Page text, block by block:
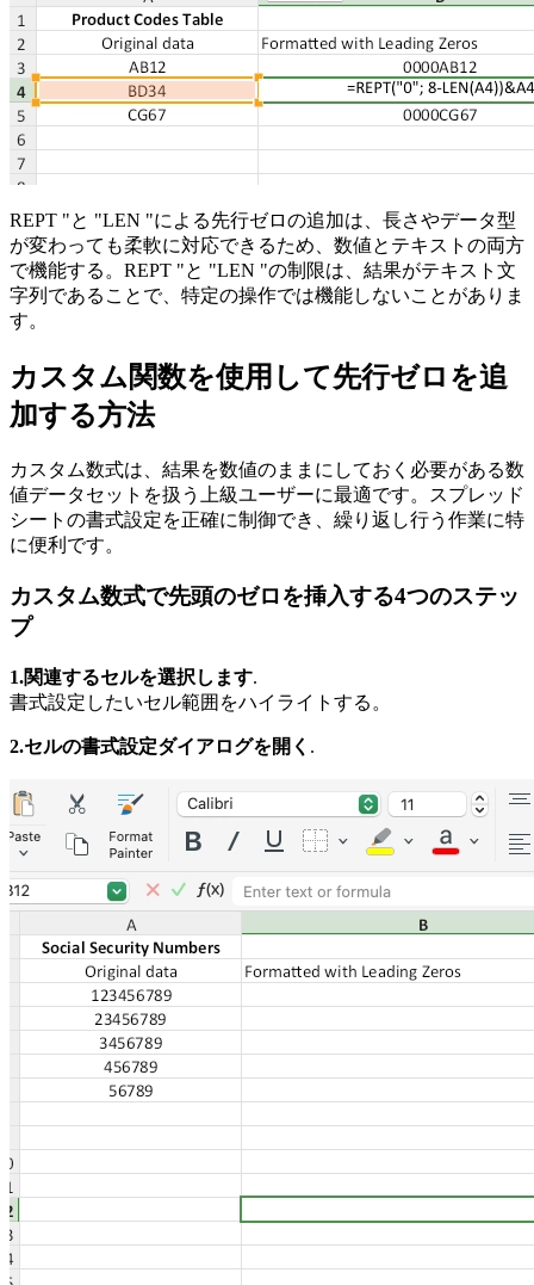
REPT "と "LEN "による先行ゼロの追加は、長さやデータ型
が変わっても柔軟に対応できるため、数値とテキストの両方
で機能する。REPT "と "LEN "の制限は、結果がテキスト文
字列であることで、特定の操作では機能しないことがありま
す。
カスタム関数を使用して先行ゼロを追
加する方法
カスタム数式は、結果を数値のままにしておく必要がある数
値データセットを扱う上級ユーザーに最適です。スプレッド
シートの書式設定を正確に制御でき、繰り返し行う作業に特
に便利です。
カスタム数式で先頭のゼロを挿入する4つのステッ
プ
1.関連するセルを選択します.
書式設定したいセル範囲をハイライトする。
2.セルの書式設定ダイアログを開く .